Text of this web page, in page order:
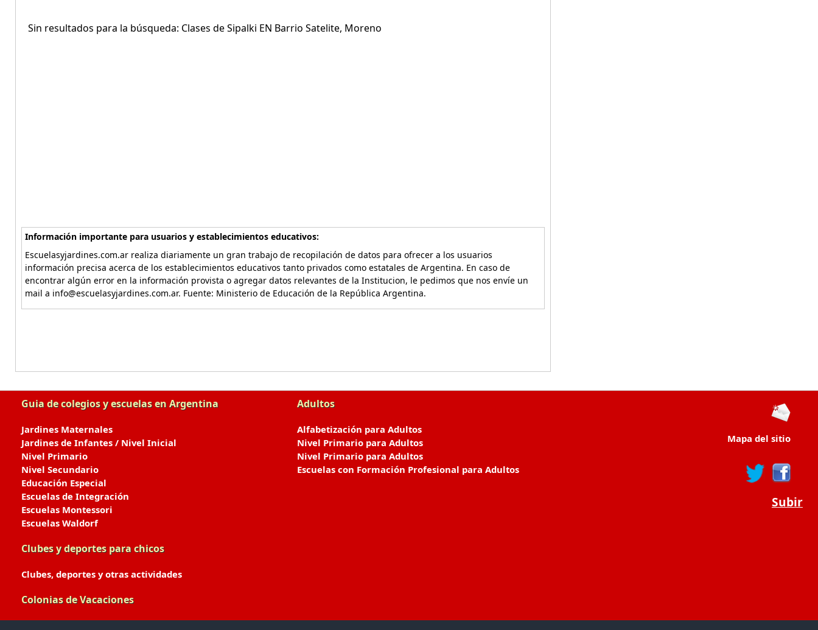
Sin resultados para la búsqueda: Clases de Sipalki EN Barrio Satelite, Moreno
Información importante para usuarios y establecimientos educativos:
Escuelasyjardines.com.ar realiza diariamente un gran trabajo de recopilación de datos para ofrecer a los usuarios
información precisa acerca de los establecimientos educativos tanto privados como estatales de Argentina. En caso de
encontrar algún error en la información provista o agregar datos relevantes de la Institucion, le pedimos que nos envíe un
mail a info@escuelasyjardines.com.ar. Fuente: Ministerio de Educación de la República Argentina.
Guia de colegios y escuelas en Argentina
Jardines Maternales
Jardines de Infantes / Nivel Inicial
Nivel Primario
Nivel Secundario
Educación Especial
Escuelas de Integración
Escuelas Montessori
Escuelas Waldorf
Clubes y deportes para chicos
Clubes, deportes y otras actividades
Colonias de Vacaciones
Adultos
Alfabetización para Adultos
Nivel Primario para Adultos
Nivel Primario para Adultos
Escuelas con Formación Profesional para Adultos
Mapa del sitio
Subir